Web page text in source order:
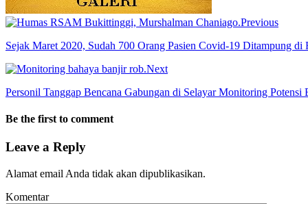
Previous
Sejak Maret 2020, Sudah 700 Orang Pasien Covid-19 Ditampung
Next
Personil Tanggap Bencana Gabungan di Selayar Monitoring Potensi
Be the first to comment
Leave a Reply
Alamat email Anda tidak akan dipublikasikan.
Komentar